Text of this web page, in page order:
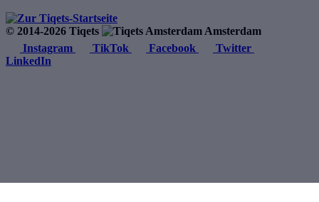
© 2014-2026 Tiqets
Amsterdam
Instagram
TikTok Facebook
Twitter
LinkedIn